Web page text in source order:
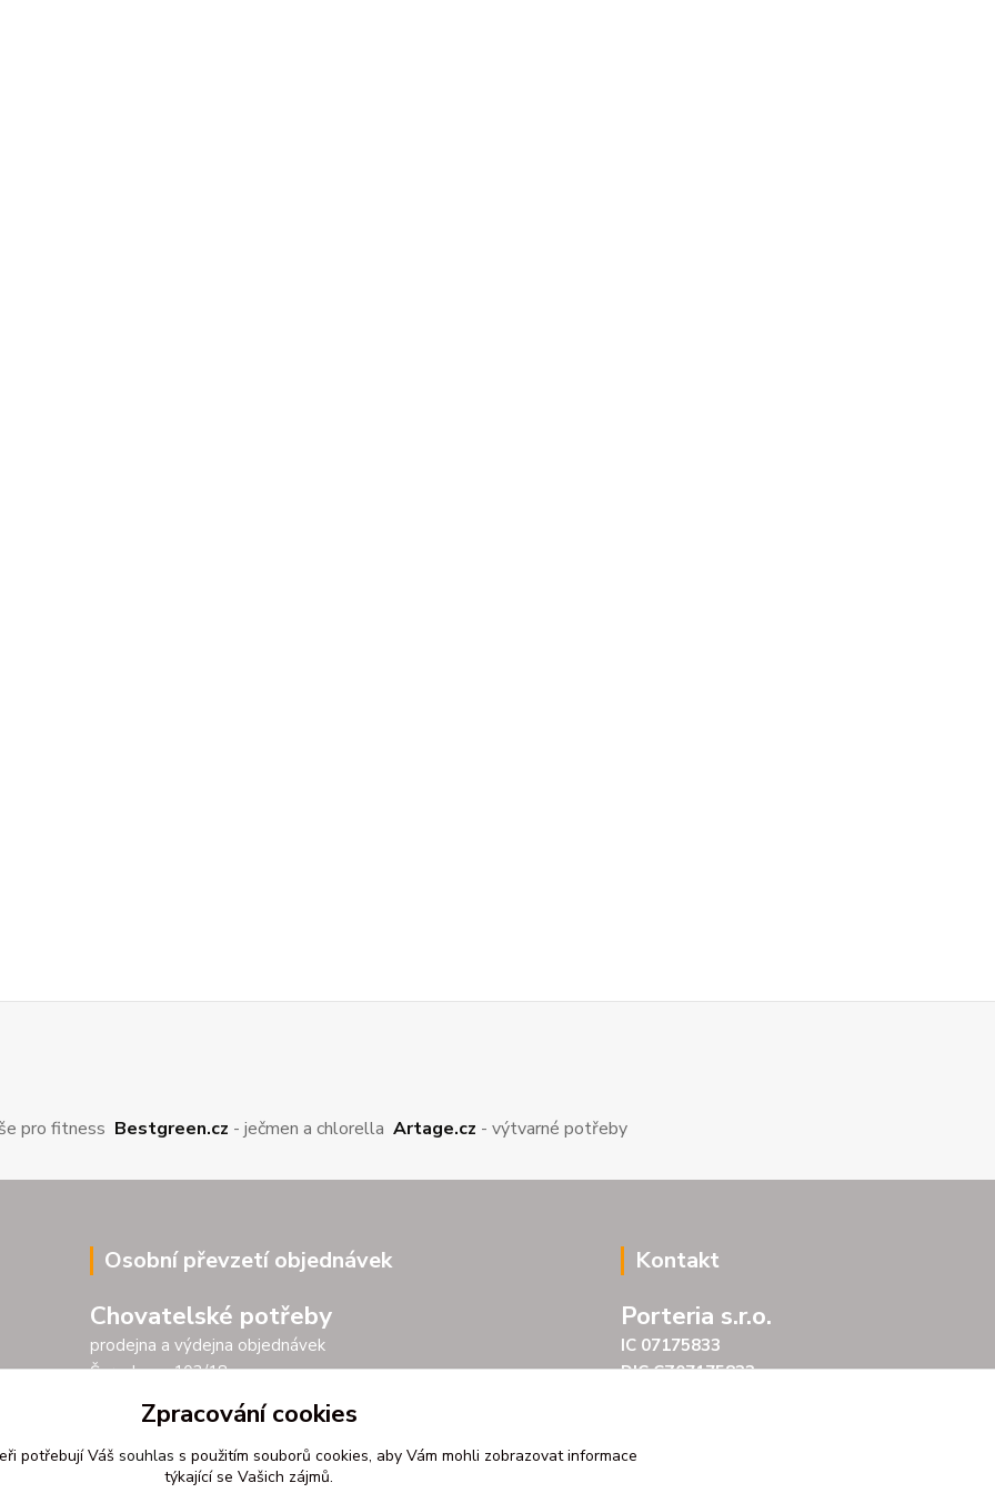
pro fitness Bestgreen.cz - ječmen a chlorella Artage.cz - výtvarné potřeby
Osobní převzetí objednávek
Chovatelské potřeby
prodejna a výdejna objednávek
Šarochova 103/18
25001 Brandýs nad Labem
Po - Pá 9.00 - 17.00
So 9.00 - 11.30
Kontakt
Porteria s.r.o.
IC 07175833
DIC CZ07175833
tel. +420 604272889
Zpracování cookies
potřebují Váš souhlas s použitím souborů cookies, aby Vám mohli zobrazovat informace
týkající se Vašich zájmů.